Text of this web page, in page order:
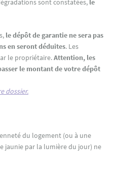
sont constatées, le
le dépôt de garantie ne sera pas
en seront déduites. Les
le propriétaire.Attention, les
le montant de votre dépôt
dossier.
du logement (ou à une
jaunie par la lumière du jour) ne